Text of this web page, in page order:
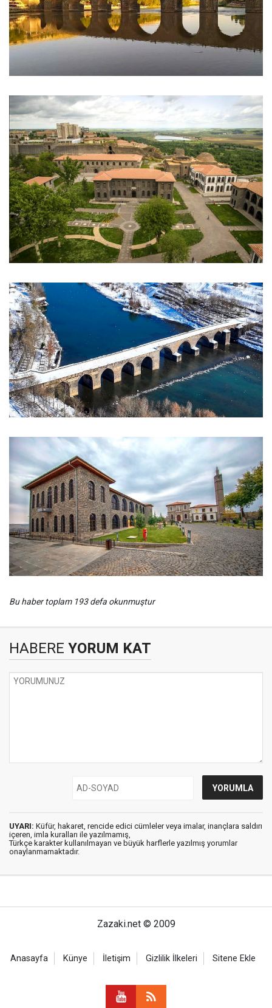
Bu haber toplam 193 defa okunmuştur
HABERE YORUM KAT
UYARI: Küfür, hakaret, rencide edici cümleler veya imalar, inançlara saldırı
içeren, imla kuralları ile yazılmamış,
Türkçe karakter kullanılmayan ve büyük harflerle yazılmış yorumlar
onaylanmamaktadır.
Zazaki.net © 2009
Anasayfa Künye İletişim Gizlilik İlkeleri Sitene Ekle